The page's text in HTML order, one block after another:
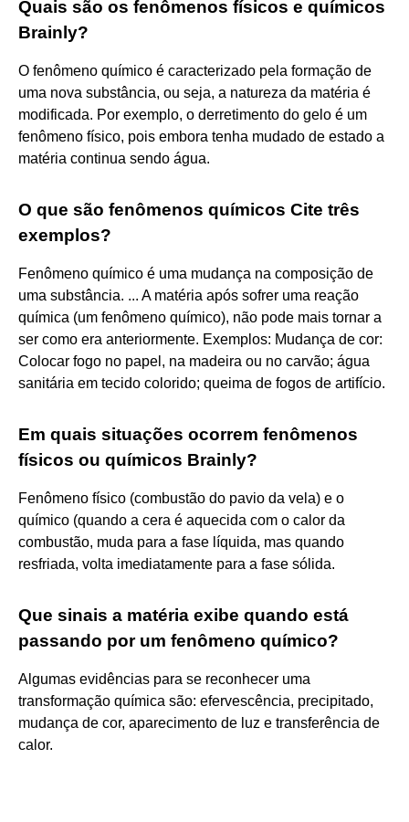
Quais são os fenômenos físicos e químicos
Brainly?
O fenômeno químico é caracterizado pela formação de
uma nova substância, ou seja, a natureza da matéria é
modificada. Por exemplo, o derretimento do gelo é um
fenômeno físico, pois embora tenha mudado de estado a
matéria continua sendo água.
O que são fenômenos químicos Cite três
exemplos?
Fenômeno químico é uma mudança na composição de
uma substância. ... A matéria após sofrer uma reação
química (um fenômeno químico), não pode mais tornar a
ser como era anteriormente. Exemplos: Mudança de cor:
Colocar fogo no papel, na madeira ou no carvão; água
sanitária em tecido colorido; queima de fogos de artifício.
Em quais situações ocorrem fenômenos
físicos ou químicos Brainly?
Fenômeno físico (combustão do pavio da vela) e o
químico (quando a cera é aquecida com o calor da
combustão, muda para a fase líquida, mas quando
resfriada, volta imediatamente para a fase sólida.
Que sinais a matéria exibe quando está
passando por um fenômeno químico?
Algumas evidências para se reconhecer uma
transformação química são: efervescência, precipitado,
mudança de cor, aparecimento de luz e transferência de
calor.